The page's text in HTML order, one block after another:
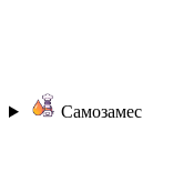
Самозамес